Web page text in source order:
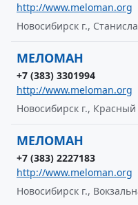
http://www.meloman.org
Новосибирск г.,
МЕЛОМАН
+7 (383) 3301994
http://www.meloman.org
Новосибирск г.,
МЕЛОМАН
+7 (383) 2227183
http://www.meloman.org
Новосибирск г.,